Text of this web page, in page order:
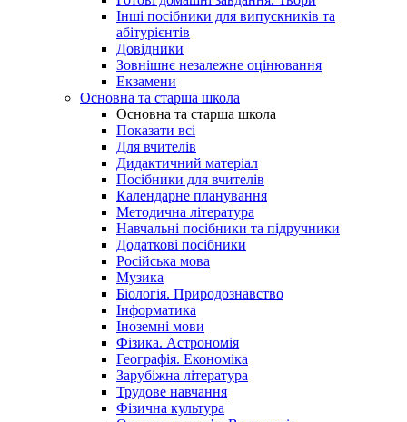
Інші посібники для випускників та
абітурієнтів
Довідники
Зовнішнє незалежне оцінювання
Екзамени
Основна та старша школа
Основна та старша школа
Показати всі
Для вчителів
Дидактичний матеріал
Посібники для вчителів
Календарне планування
Методична література
Навчальні посібники та підручники
Додаткові посібники
Російська мова
Музика
Біологія. Природознавство
Інформатика
Іноземні мови
Фізика. Астрономія
Географія. Економіка
Зарубіжна література
Трудове навчання
Фізична культура